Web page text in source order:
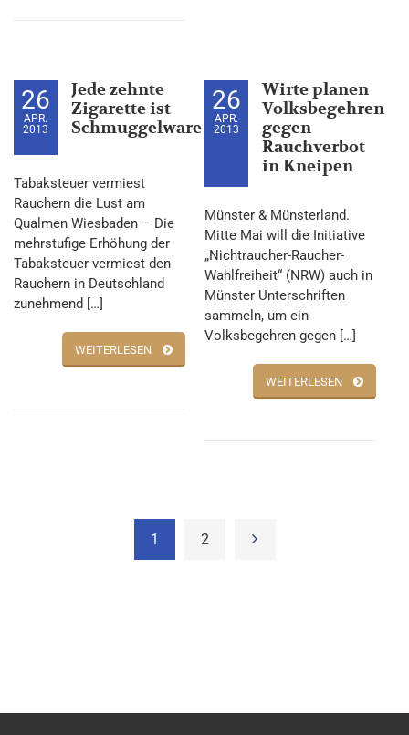
26
APR.
2013
Jede zehnte
Zigarette ist
Schmuggelware
Tabaksteuer vermiest
Rauchern die Lust am
Qualmen Wiesbaden – Die
mehrstufige Erhöhung der
Tabaksteuer vermiest den
Rauchern in Deutschland
zunehmend […]
WEITERLESEN
26
APR.
2013
Wirte planen
Volksbegehren
gegen
Rauchverbot
in Kneipen
Münster & Münsterland.
Mitte Mai will die Initiative
„Nichtraucher-Raucher-
Wahlfreiheit“ (NRW) auch in
Münster Unterschriften
sammeln, um ein
Volksbegehren gegen […]
WEITERLESEN
1 2